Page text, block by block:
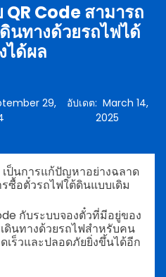
Code สามารถ
นทางด้วยรถไฟได้
ได้ผล
29,
อัปเดต: March 14,
2025
ป็นการแก้ปัญหาอย่างฉลาด
ซื้อตั๋วรถไฟใต้ดินแบบเดิม
กับระบบจองตั๋วที่มีอยู่ของ
นทางด้วยรถไฟสำหรับคน
เร็วและปลอดภัยยิ่งขึ้นได้อีก